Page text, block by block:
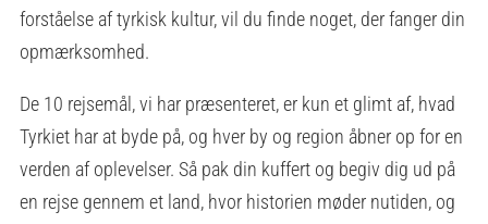
forståelse af tyrkisk kultur, vil du finde noget, der fanger din
opmærksomhed.
De 10 rejsemål, vi har præsenteret, er kun et glimt af, hvad
Tyrkiet har at byde på, og hver by og region åbner op for en
verden af oplevelser. Så pak din kuffert og begiv dig ud på
en rejse gennem et land, hvor historien møder nutiden, og